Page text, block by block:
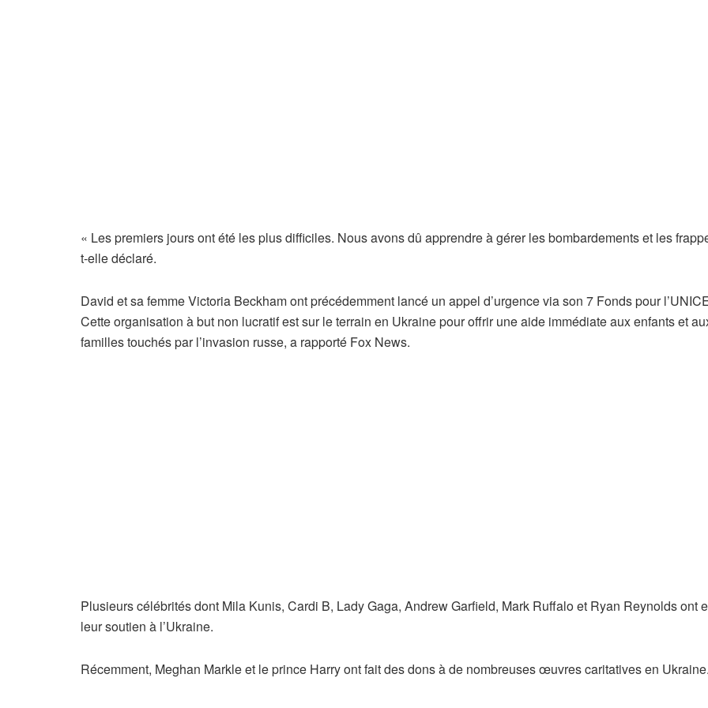
« Les premiers jours ont été les plus difficiles. Nous avons dû apprendre à gérer les bombardements et les
t-elle déclaré.
David et sa femme Victoria Beckham ont précédemment lancé un appel d’urgence via son 7 Fonds pour
Cette organisation à but non lucratif est sur le terrain en Ukraine pour offrir une aide immédiate aux enfants et
familles touchés par l’invasion russe, a rapporté Fox News.
Plusieurs célébrités dont Mila Kunis, Cardi B, Lady Gaga, Andrew Garfield, Mark Ruffalo et Ryan Reynolds ont
leur soutien à l’Ukraine.
Récemment, Meghan Markle et le prince Harry ont fait des dons à de nombreuses œuvres caritatives en Ukraine.